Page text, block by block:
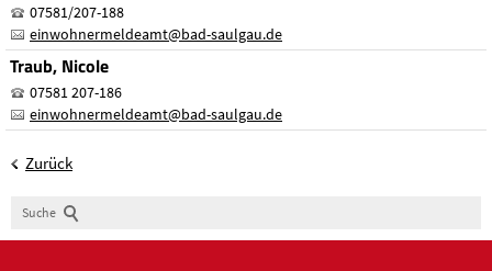
07581/207-188
einwohnermeldeamt@bad-saulgau.de
Traub, Nicole
07581 207-186
einwohnermeldeamt@bad-saulgau.de
Zurück
Suche